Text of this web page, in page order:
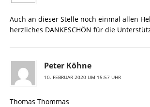
Auch an dieser Stelle noch einmal allen
herzliches DANKESCHÖN für die
Peter Köhne
10. FEBRUAR 2020 UM 15:57 UHR
Thomas Thommas